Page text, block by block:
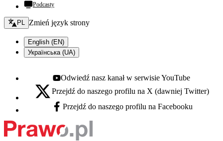
Podcasty
Zmień język - bieżący:
PL Zmień język strony
English (EN)
Українська (UA)
Youtube - otwiera się w nowej karcie
Odwiedź nasz kanał w serwisie YouTube
X - otwiera się w nowej karcie
Przejdź do naszego profilu na X (dawniej Twitter)
Facebook - otwiera się w nowej karcie
Przejdź do naszego profilu na Facebooku